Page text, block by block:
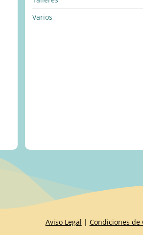
Varios
Aviso Legal | Condiciones de